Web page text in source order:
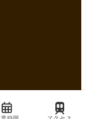
All Rights